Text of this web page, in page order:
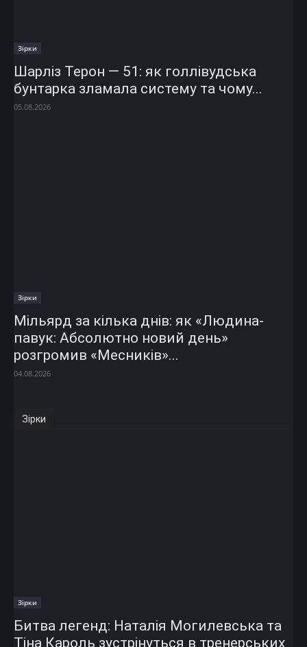
Зірки
Шарліз Терон — 51: як голлівудська
бунтарка зламала систему та чому...
05.08.2026
Зірки
Мільярд за кілька днів: як «Людина-
павук: Абсолютно новий день»
розгромив «Месників»...
04.08.2026
Зірки
Зірки
Битва легенд: Наталія Могилевська та
Тіна Кароль зустрінуться в тренерських